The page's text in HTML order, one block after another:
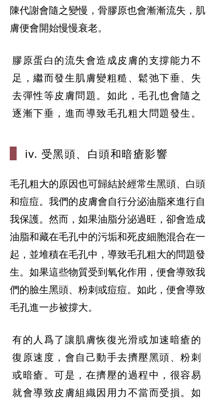
陳代謝會隨之變慢，骨膠原也會漸漸流失，肌
膚便會開始慢慢衰老。
膠原蛋白的流失會造成皮膚的支撐能力不
足，繼而發生肌膚變粗糙、鬆弛下垂、失
去彈性等皮膚問題。如此，毛孔也會隨之
逐漸下垂，進而導致毛孔粗大問題發生。
iv. 受黑頭、 白頭和暗瘡影響
毛孔粗大的原因也可歸結於經常生黑頭、白頭
和痘痘。我們的皮膚會自行分泌油脂來進行自
我保護。然而，如果油脂分泌過旺，卻會造成
油脂和藏在毛孔中的污垢和死皮細胞混合在一
起，並堆積在毛孔中，導致毛孔粗大的問題發
生。如果這些物質受到氧化作用，便會導致我
們的臉生黑頭、粉刺或痘痘。如此，便會導致
毛孔進一步被撐大。
有的人爲了讓肌膚恢復光滑或加速暗瘡的
復原速度，會自己動手去擠壓黑頭、粉刺
或暗瘡。可是，在擠壓的過程中，很容易
就會導致皮膚組織因用力不當而受損。如